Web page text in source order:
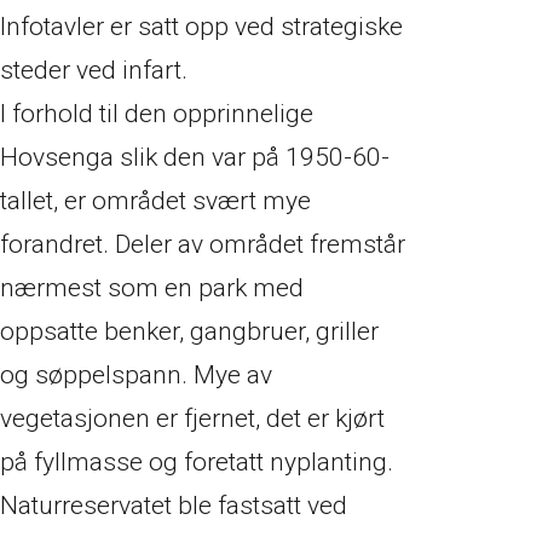
Infotavler er satt opp ved strategiske
steder ved infart.
I forhold til den opprinnelige
Hovsenga slik den var på 1950-60-
tallet, er området svært mye
forandret. Deler av området fremstår
nærmest som en park med
oppsatte benker, gangbruer, griller
og søppelspann. Mye av
vegetasjonen er fjernet, det er kjørt
på fyllmasse og foretatt nyplanting.
Naturreservatet ble fastsatt ved